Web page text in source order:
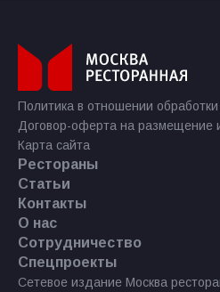
Политика в отношении
Договор-оферта на размещение
Карта сайта
Рестораны
Статьи
Контакты
О нас
Сотрудничество
Спецпроекты
Сетевое издание Москва